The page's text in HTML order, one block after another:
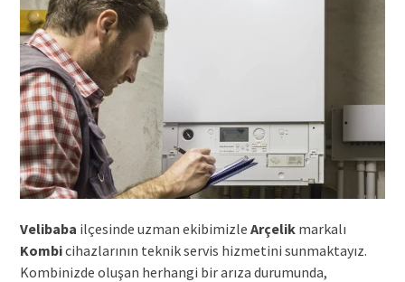
Velibaba ilçesinde uzman ekibimizle Arçelikmarkalı
Kombicihazlarının teknik servis hizmetini sunmaktayız.
Kombinizde oluşan herhangi bir arıza durumunda,